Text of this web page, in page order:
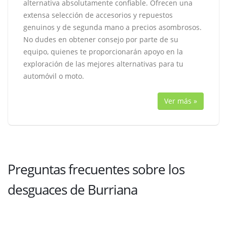
alternativa absolutamente confiable. Ofrecen una
extensa selección de accesorios y repuestos
genuinos y de segunda mano a precios asombrosos.
No dudes en obtener consejo por parte de su
equipo, quienes te proporcionarán apoyo en la
exploración de las mejores alternativas para tu
automóvil o moto.
Ver más »
Preguntas frecuentes sobre los
desguaces de Burriana